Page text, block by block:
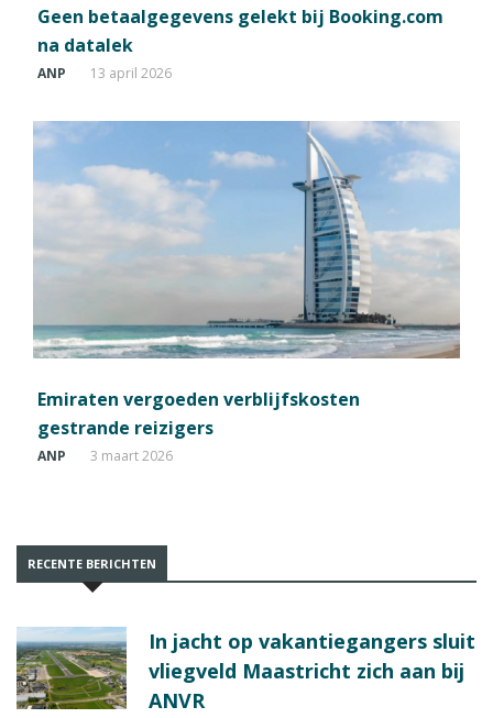
Geen betaalgegevens gelekt bij Booking.com
na datalek
ANP 13 april 2026
Emiraten vergoeden verblijfskosten
gestrande reizigers
ANP 3 maart 2026
RECENTE BERICHTEN
In jacht op vakantiegangers sluit
vliegveld Maastricht zich aan bij
ANVR